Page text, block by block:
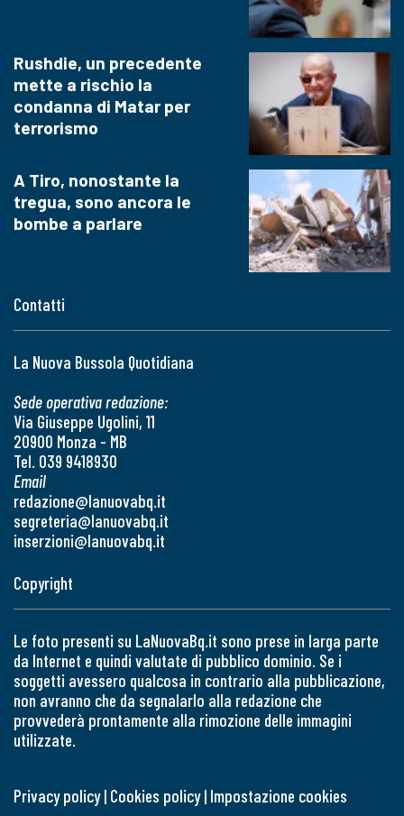
Contatti
La Nuova Bussola Quotidiana
Sede operativa redazione:
Via Giuseppe Ugolini, 11
20900 Monza - MB
Tel. 039 9418930
Email
redazione@lanuovabq.it
segreteria@lanuovabq.it
inserzioni@lanuovabq.it
Rushdie, un precedente
mette a rischio la
condanna di Matar per
terrorismo
A Tiro, nonostante la
tregua, sono ancora le
bombe a parlare
Copyright
Le foto presenti su LaNuovaBq.it sono prese in larga parte
da Internet e quindi valutate di pubblico dominio. Se i
soggetti avessero qualcosa in contrario alla pubblicazione,
non avranno che da segnalarlo alla redazione che
provvederà prontamente alla rimozione delle immagini
utilizzate.
Privacy policy| Cookies policy| Impostazione cookies